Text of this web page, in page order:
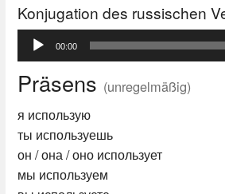
Konjugation des russischen
Audio-
Player
00:00
Präsens (unregelmäßig)
я использую
ты используешь
он / она / оно использует
мы используем